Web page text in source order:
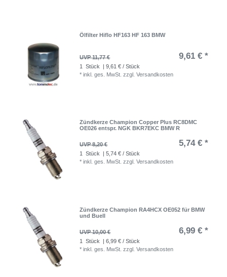
Ölfilter Hiflo HF163 HF 163 BMW
UVP 11,77 € 9,61 € *
1 Stück
| 9,61 € / Stück
*inkl. ges. MwSt. zzgl.Versandkosten
Zündkerze Champion Copper Plus RC8DMC
OE026 entspr. NGK BKR7EKC BMW R
UVP 8,20 € 5,74 € *
1 Stück
| 5,74 € / Stück
*inkl. ges. MwSt. zzgl.Versandkosten
Zündkerze Champion RA4HCX OE052 für BMW
und Buell
UVP 10,00 € 6,99 € *
1 Stück
| 6,99 € / Stück
*inkl. ges. MwSt. zzgl.Versandkosten